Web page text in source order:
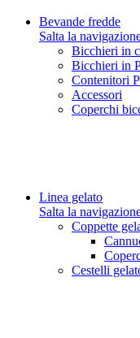
Bevande fredde
Salta la
Bicchieri in
Bicchieri in
Contenitori
Accessori
Coperchi
Linea gelato
Salta la
Coppette
Cestelli